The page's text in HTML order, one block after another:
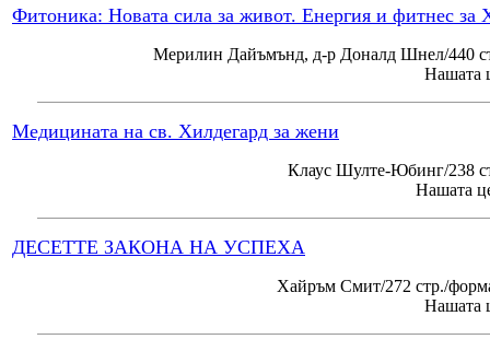
Фитоника: Новата сила за живот. Енергия и фитнес за
Мерилин Дайъмънд, д-р Доналд Шнел/440
Нашата
Медицината на св. Хилдегард за жени
Клаус Шулте-Юбинг/238
Нашата
ДЕСЕТТЕ ЗАКОНА НА УСПЕХА
Хайръм Смит/272 стр./
Нашата